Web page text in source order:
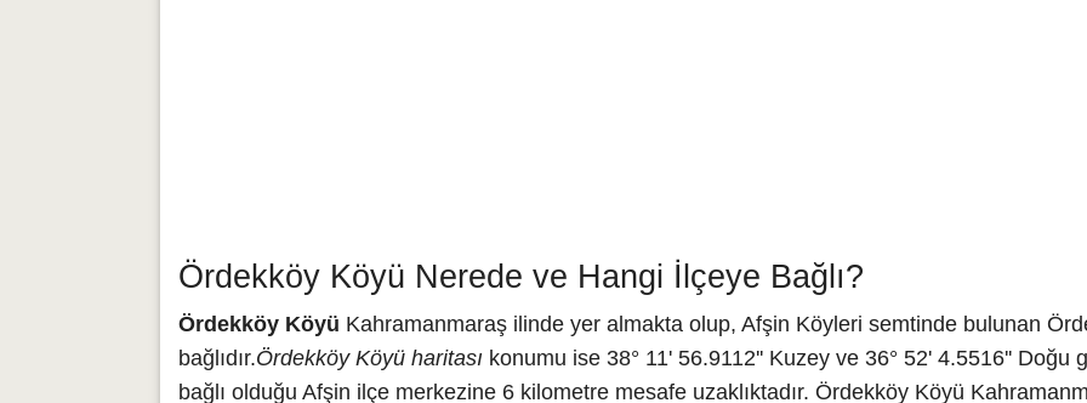
Ördekköy Köyü Nerede ve Hangi İlçeye Bağlı?
Ördekköy Köyü Kahramanmaraş ilinde yer almakta olup, Afşin Köyleri semtinde bulunan
bağlıdır.Ördekköy Köyü haritası konumu ise 38° 11' 56.9112'' Kuzey ve 36° 52' 4.5516'' Doğu
bağlı olduğu Afşin ilçe merkezine 6 kilometre mesafe uzaklıktadır. Ördekköy Köyü